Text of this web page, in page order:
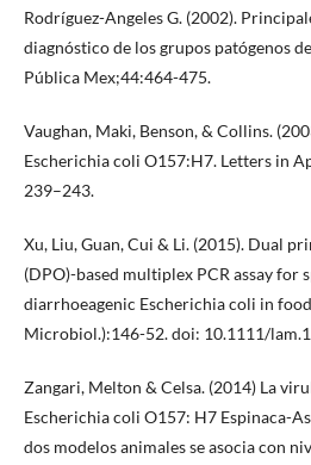
Rodríguez-Angeles G. (2002).
diagnóstico de los grupos patógenos
Pública Mex;44:464-475.
Vaughan, Maki, Benson, & Collins.
Escherichia coli O157:H7. Letters in
239–243.
Xu, Liu, Guan, Cui & Li. (2015). Dual
(DPO)-based multiplex PCR assay
diarrhoeagenic Escherichia coli in
Microbiol.):146-52. doi: 10.1111/
Zangari, Melton & Celsa. (2014) La
Escherichia coli O157: H7 Espinaca-
dos modelos animales se asocia con